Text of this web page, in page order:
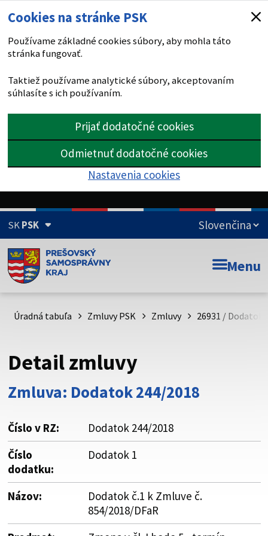
Cookies na stránke PSK
Používame základné cookies súbory, aby mohla táto
stránka fungovať.
Taktiež používame analytické súbory, akceptovaním
súhlasíte s ich používaním.
Prijať dodatočné cookies
Odmietnuť dodatočné cookies
Nastavenia cookies
SKPSK
Doména psk.sk je oficiálna
Toto je oficiálna webová stránka Prešovského
psk.sk.
Buďte pozorní a vždy sa uistite, že zdieľate informácie iba
cez zabezpečenú webovú stránku. Zabezpečená stránka
vždy začína https:// pred názvom domény webového sídla.
Menu
Úradná tabuľa Zmluvy PSK Zmluvy 26931 / Dodatok
Detail zmluvy
Zmluva: Dodatok 244/2018
Číslo v RZ:
Dodatok 244/2018
Číslo
dodatku:
Dodatok 1
Názov:
Dodatok č.1 k Zmluve č.
854/2018/DFaR